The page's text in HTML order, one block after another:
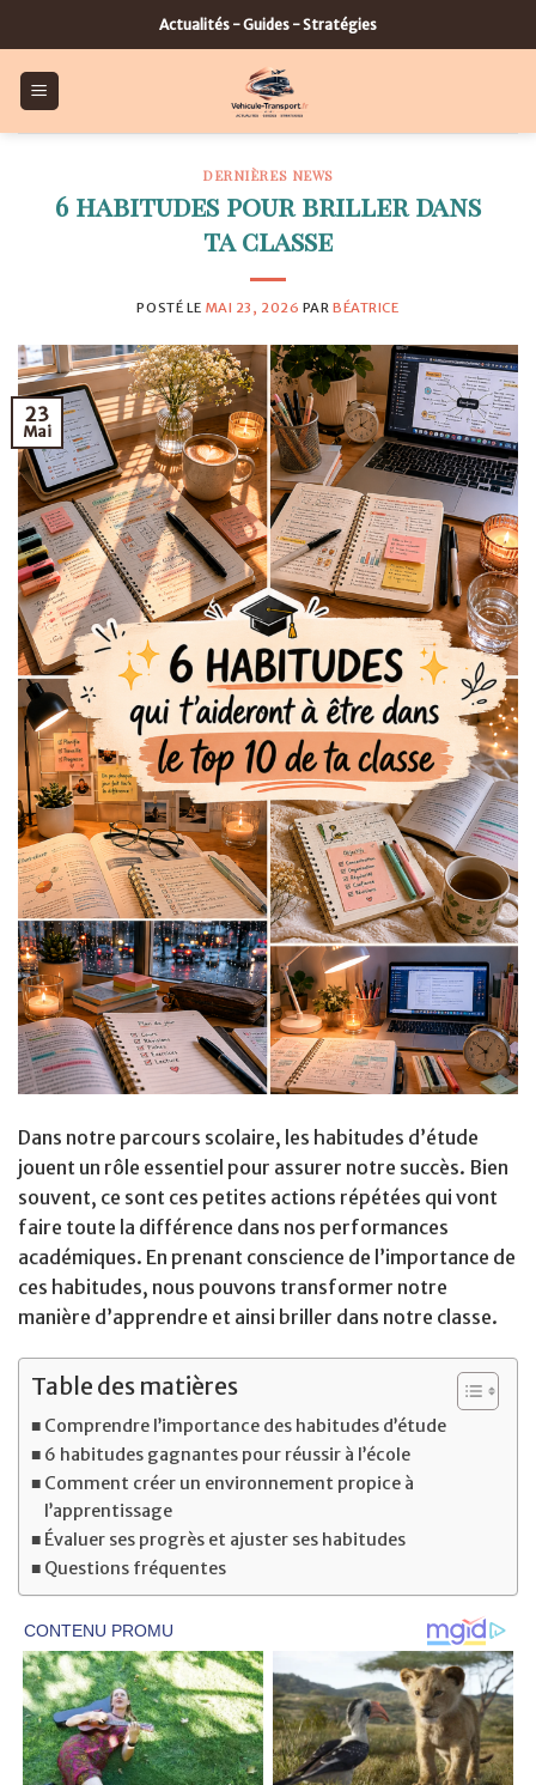
to
content
Actualités - Guides - Stratégies
DERNIÈRES NEWS
6 habitudes pour briller dans
ta classe
POSTÉ LE MAI 23, 2026 PARBÉATRICE
23
Mai
Dans notre parcours scolaire, les habitudes d’étude
jouent un rôle essentiel pour assurer notre succès. Bien
souvent, ce sont ces petites actions répétées qui vont
faire toute la différence dans nos performances
académiques. En prenant conscience de l’importance de
ces habitudes, nous pouvons transformer notre
manière d’apprendre et ainsi briller dans notre classe.
Table des matières
Comprendre l’importance des habitudes d’étude
6 habitudes gagnantes pour réussir à l’école
Comment créer un environnement propice à
l’apprentissage
Évaluer ses progrès et ajuster ses habitudes
Questions fréquentes